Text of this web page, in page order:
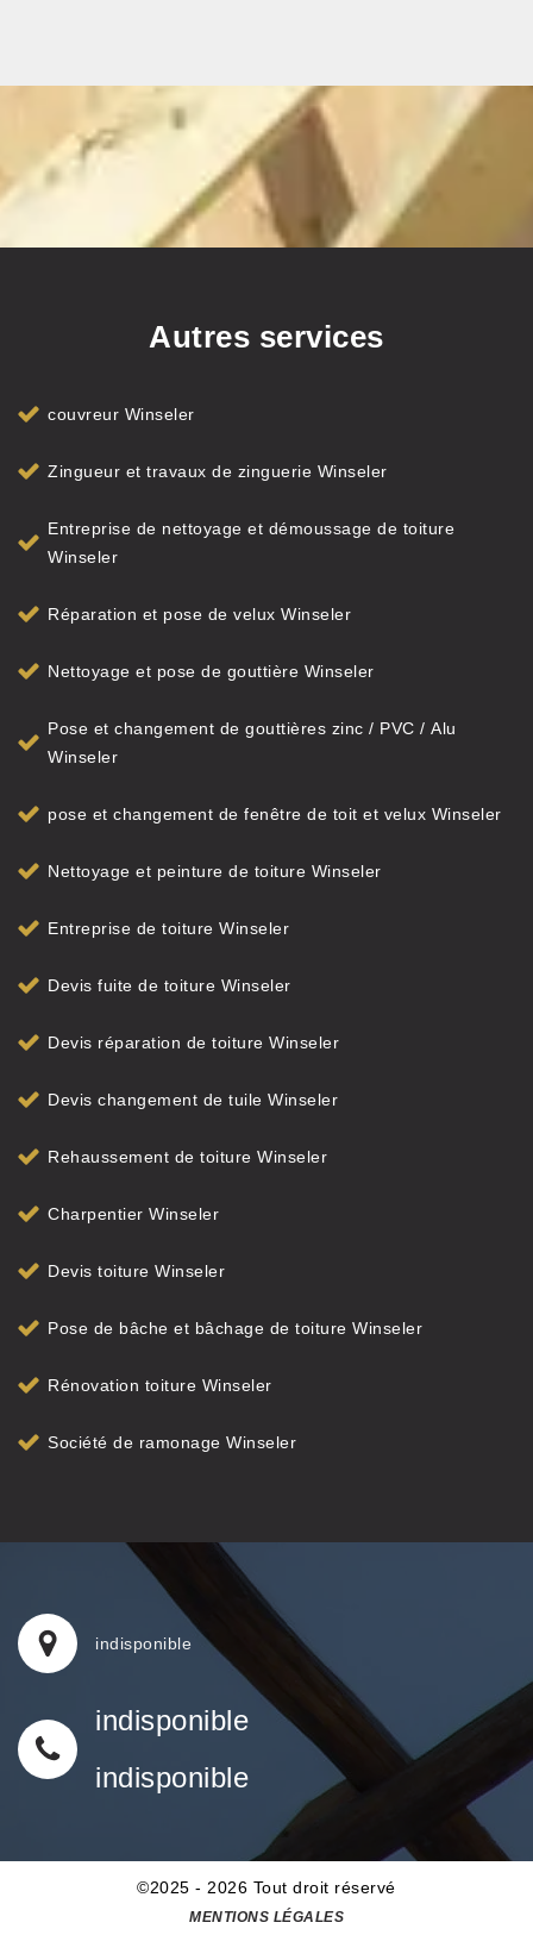
Autres services
couvreur Winseler
Zingueur et travaux de zinguerie Winseler
Entreprise de nettoyage et démoussage de toiture
Winseler
Réparation et pose de velux Winseler
Nettoyage et pose de gouttière Winseler
Pose et changement de gouttières zinc / PVC / Alu
Winseler
pose et changement de fenêtre de toit et velux Winseler
Nettoyage et peinture de toiture Winseler
Entreprise de toiture Winseler
Devis fuite de toiture Winseler
Devis réparation de toiture Winseler
Devis changement de tuile Winseler
Rehaussement de toiture Winseler
Charpentier Winseler
Devis toiture Winseler
Pose de bâche et bâchage de toiture Winseler
Rénovation toiture Winseler
Société de ramonage Winseler
indisponible
indisponible
indisponible
©2025 - 2026 Tout droit réservé
MENTIONS LÉGALES